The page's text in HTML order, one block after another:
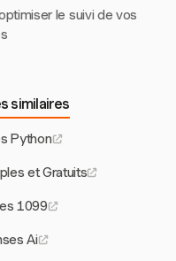
le suivi de vos
similaires
Python
et Gratuits
1099
Ai